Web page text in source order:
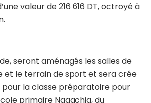
valeur de 216 616 DT, octroyé à
seront aménagés les salles de
et le terrain de sport et sera crée
pour la classe préparatoire pour
primaire Nagachia, du